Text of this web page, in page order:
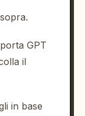
GPT
il
in base